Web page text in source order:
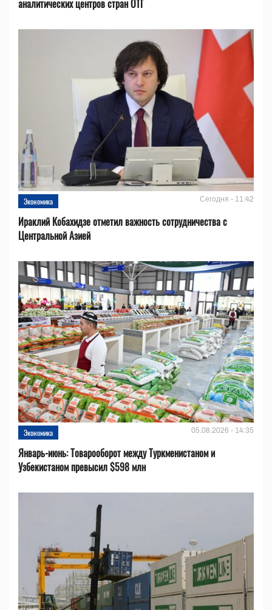
аналитических центров стран ОТГ
Экономика Сегодня - 11:42
Ираклий Кобахидзе отметил важность сотрудничества с
Центральной Азией
Экономика 05.08.2026 - 14:35
Январь-июнь: Товарооборот между Туркменистаном и
Узбекистаном превысил $598 млн